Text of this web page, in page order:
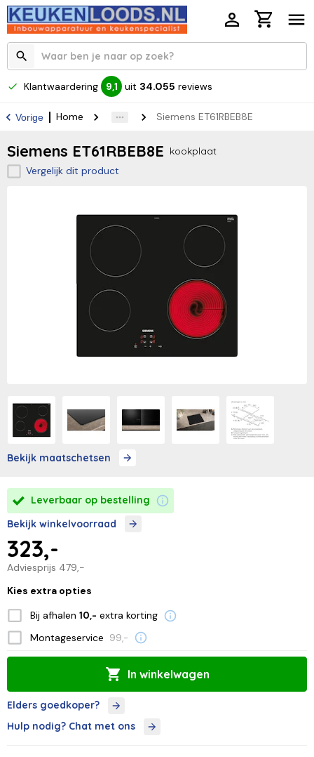
Klantwaardering 9,1 uit 34.055 reviews
Vorige Home Siemens ET61RBEB8E
Siemens ET61RBEB8E kookplaat
Vergelijk dit product
Bekijk maatschetsen
Leverbaar op bestelling
Bekijk winkelvoorraad
Adviesprijs 479,-
323,-
Kies extra opties
Bij afhalen 10,- extra korting
Montageservice 99,-
In winkelwagen
Elders goedkoper?
Hulp nodig? Chat met ons